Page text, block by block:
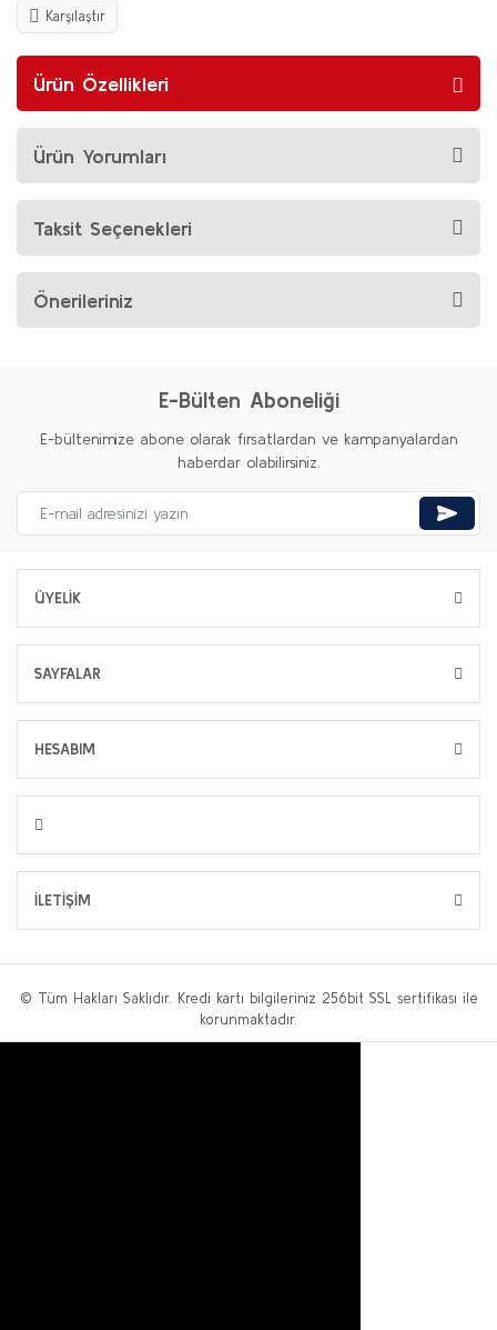
Karşılaştır
Ürün Özellikleri
Ürün Yorumları
Taksit Seçenekleri
Önerileriniz
E-Bülten Aboneliği
E-bültenimize abone olarak fırsatlardan ve kampanyalardan
haberdar olabilirsiniz.
ÜYELİK
SAYFALAR
HESABIM
İLETİŞİM
© Tüm Hakları Saklıdır. Kredi kartı bilgileriniz 256bit SSL sertifikası ile
korunmaktadır.